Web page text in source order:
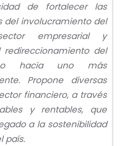
de fortalecer las
del involucramiento del
empresarial y
del
hacia uno más
Propone diversas
financiero, a través
y rentables, que
a la sostenibilidad
país.